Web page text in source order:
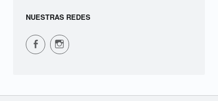
NUESTRAS REDES
CPVS en Facebook CPVS en Instagram